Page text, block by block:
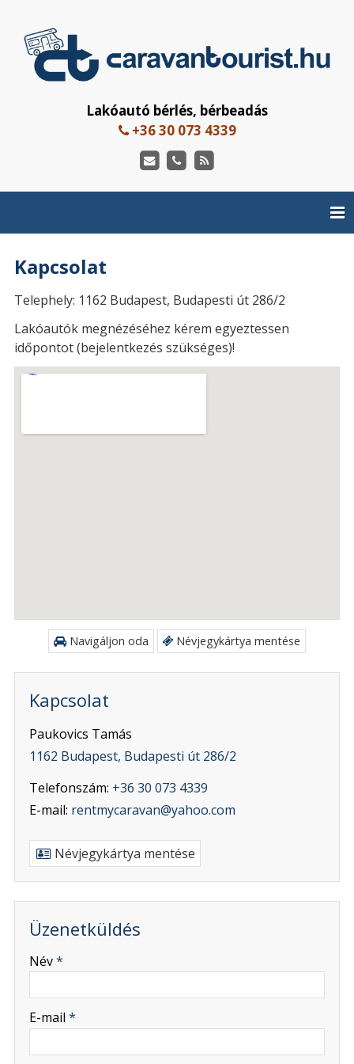
Lakóautó bérlés, bérbeadás
+36 30 073 4339
Kapcsolat
Telephely: 1162 Budapest, Budapesti út 286/2
Lakóautók megnézéséhez kérem egyeztessen
időpontot (bejelentkezés szükséges)!
Navigáljon oda Névjegykártya mentése
Kapcsolat
Paukovics Tamás
1162 Budapest, Budapesti út 286/2
Telefonszám: +36 30 073 4339
E-mail: rentmycaravan@yahoo.com
Névjegykártya mentése
Üzenetküldés
Név*
E-mail *